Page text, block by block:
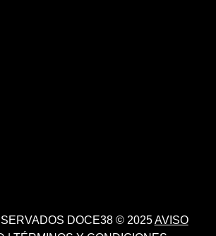
DOCE38 © 2025AVISO